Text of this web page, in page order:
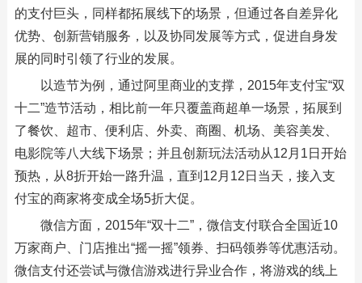
的支付巨头，同样都拓展线下的场景，但通过各自差异化
优势、创新营销服务，以及协同发展等方式，促进自身发
展的同时引领了行业的发展。
以造节为例，通过阿里商业的支撑，2015年支付宝“双
十二”造节活动，相比前一年只覆盖商超单一场景，拓展到
了餐饮、超市、便利店、外卖、商圈、机场、美容美发、
电影院等八大线下场景；并且创新玩法活动从12月1日开始
预热，从8折开始一路升温，直到12月12日当天，接入支
付宝的商家将变成全场5折大促。
微信方面，2015年“双十二”，微信支付联合全国近10
万家商户、门店推出“摇一摇”领券、扫码领券等优惠活动。
微信支付还尝试与微信游戏进行异业合作，将游戏的线上